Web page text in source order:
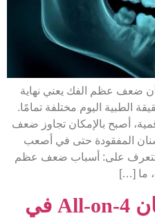
ضعف عظم الفك يعني نهاية
الطبية اليوم مختلفة تمامًا.
أصبح بالإمكان تجاوز ضعف
المفقودة حتى في أصعب
ستتعرف على: أسباب ضعف عظم
ما […]
تكلفة زراعة الأسنان All-on-4 في